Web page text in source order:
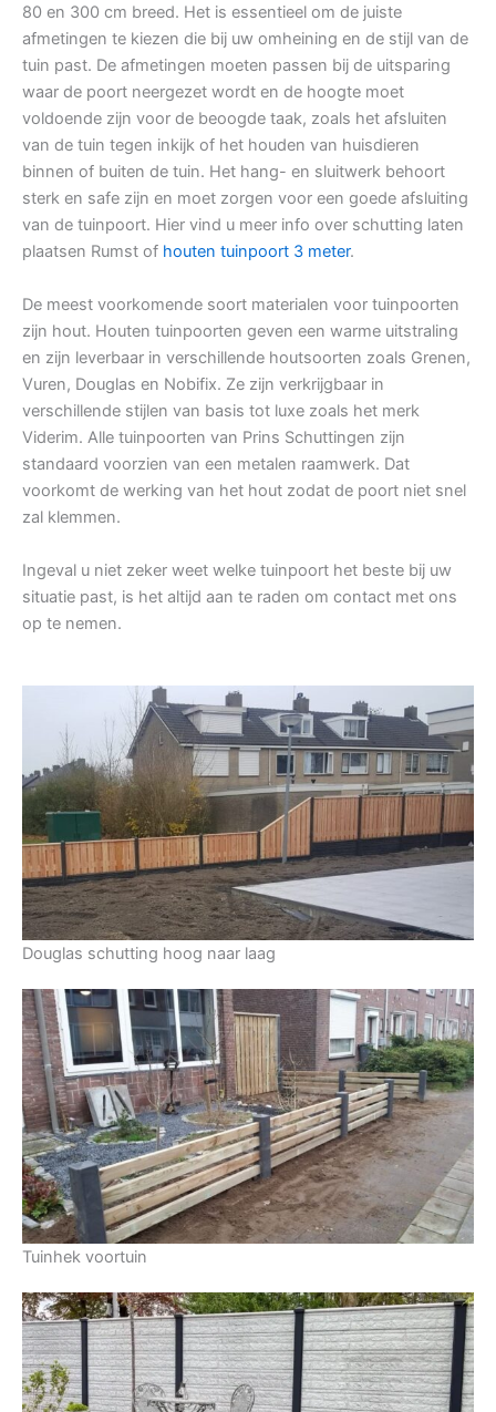
80 en 300 cm breed. Het is essentieel om de juiste
afmetingen te kiezen die bij uw omheining en de stijl van de
tuin past. De afmetingen moeten passen bij de uitsparing
waar de poort neergezet wordt en de hoogte moet
voldoende zijn voor de beoogde taak, zoals het afsluiten
van de tuin tegen inkijk of het houden van huisdieren
binnen of buiten de tuin. Het hang- en sluitwerk behoort
sterk en safe zijn en moet zorgen voor een goede afsluiting
van de tuinpoort. Hier vind u meer info over schutting laten
plaatsen Rumst of houten tuinpoort 3 meter.
De meest voorkomende soort materialen voor tuinpoorten
zijn hout. Houten tuinpoorten geven een warme uitstraling
en zijn leverbaar in verschillende houtsoorten zoals Grenen,
Vuren, Douglas en Nobifix. Ze zijn verkrijgbaar in
verschillende stijlen van basis tot luxe zoals het merk
Viderim. Alle tuinpoorten van Prins Schuttingen zijn
standaard voorzien van een metalen raamwerk. Dat
voorkomt de werking van het hout zodat de poort niet snel
zal klemmen.
Ingeval u niet zeker weet welke tuinpoort het beste bij uw
situatie past, is het altijd aan te raden om contact met ons
op te nemen.
Douglas schutting hoog naar laag
Tuinhek voortuin